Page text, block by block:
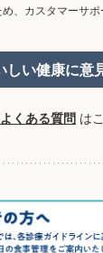
、カスタマーサ
よくある質問 は